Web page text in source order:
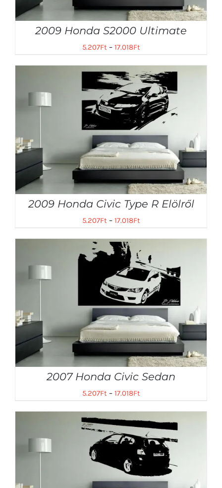
2009 Honda S2000 Ultimate
5.207Ft– 17.018Ft
2009 Honda Civic Type R Elölről
5.207Ft– 17.018Ft
2007 Honda Civic Sedan
5.207Ft– 17.018Ft